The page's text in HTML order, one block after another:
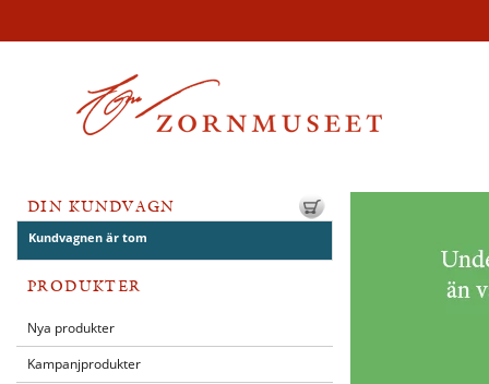
DIN KUNDVAGN
Kundvagnen är tom
PRODUKTER
Nya produkter
Kampanjprodukter